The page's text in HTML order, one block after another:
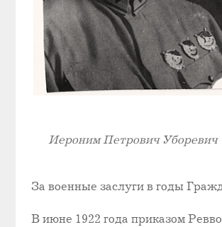
Иероним Петрович Уборевич
За военные заслуги в годы
В июне 1922 года приказом